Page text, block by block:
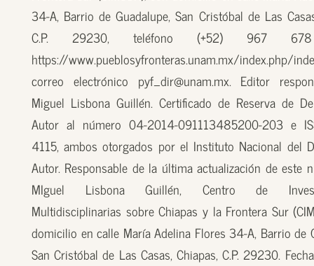
34-A, Barrio de Guadalupe, San Cristóbal de Las
C.P. 29230, teléfono (+52) 967
https://www.pueblosyfronteras.unam.mx/index.php/
correo electrónico pyf_dir@unam.mx. Editor
Miguel Lisbona Guillén. Certificado de Reserva de
Autor al número 04-2014-091113485200-203 e
4115, ambos otorgados por el Instituto Nacional del
Autor. Responsable de la última actualización de este
MIguel Lisbona Guillén, Centro de
Multidisciplinarias sobre Chiapas y la Frontera Sur
domicilio en calle María Adelina Flores 34-A, Barrio de
San Cristóbal de Las Casas, Chiapas, C.P. 29230.